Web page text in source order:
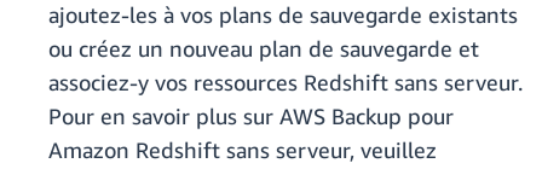
ajoutez-les à vos plans de sauvegarde existants
ou créez un nouveau plan de sauvegarde et
associez-y vos ressources Redshift sans serveur.
Pour en savoir plus sur AWS Backup pour
Amazon Redshift sans serveur, veuillez